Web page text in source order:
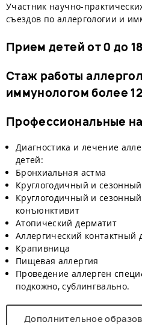
Участник научно-
съездов по аллергологии и
Прием детей от 0 до
Стаж работы
иммунологомболее
Профессиональные
Диагностика и лечение
детей:
Бронхиальная астма
Круглогодичный и
Круглогодичный и
конъюнктивит
Атопический дерматит
Аллергический контактный
Крапивница
Пищевая аллергия
Проведение аллерген
подкожно, сублингвально.
Дополнительное